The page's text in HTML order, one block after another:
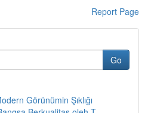
Report Page
Go
Görünümin Şıklığı